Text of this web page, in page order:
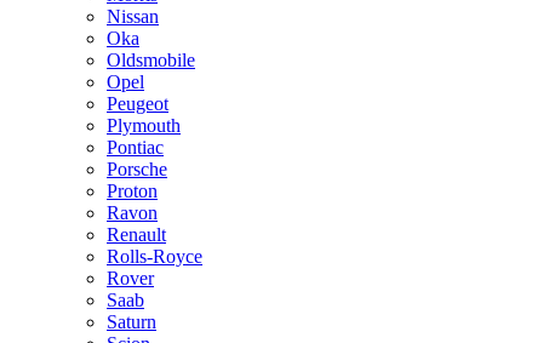
Nissan
Oka
Oldsmobile
Opel
Peugeot
Plymouth
Pontiac
Porsche
Proton
Ravon
Renault
Rolls-Royce
Rover
Saab
Saturn